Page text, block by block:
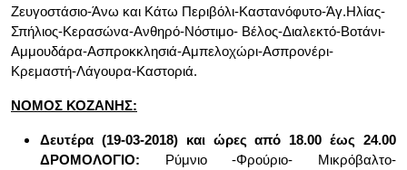
Ζευγοστάσιο-Άνω και Κάτω Περιβόλι-Καστανόφυτο-Άγ.Ηλίας-
Σπήλιος-Κερασώνα-Ανθηρό-Νόστιμο- Βέλος-Διαλεκτό-Βοτάνι-
Αμμουδάρα-Ασπροκκλησιά-Αμπελοχώρι-Ασπρονέρι-
Κρεμαστή-Λάγουρα-Καστοριά.
ΝΟΜΟΣ ΚΟΖΑΝΗΣ:
Δευτέρα (19-03-2018) και ώρες από 18.00 έως 24.00
ΔΡΟΜΟΛΟΓΙΟ: Ρύμνιο -Φρούριο- Μικρόβαλτο-